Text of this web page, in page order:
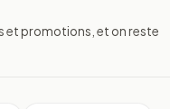
et promotions, et on reste